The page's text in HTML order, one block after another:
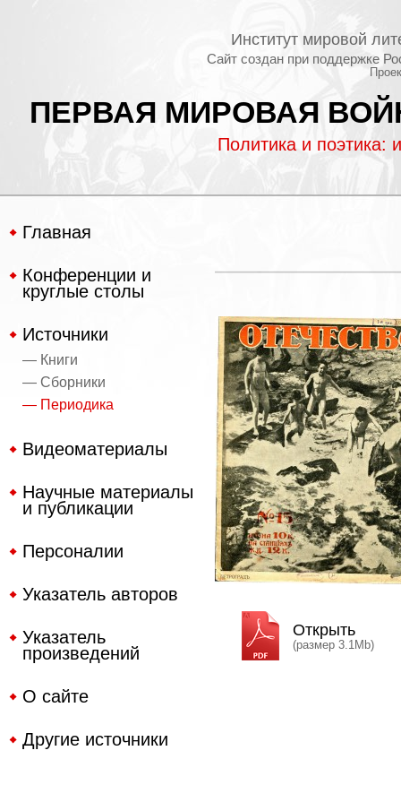
Институт мировой
Сайт создан при поддержке
ПЕРВАЯ МИРОВАЯ
Политика и поэтика:
Главная
Конференции и
круглые столы
Источники
— Книги
— Сборники
— Периодика
Видеоматериалы
Научные материалы
и публикации
Персоналии
Указатель авторов
Указатель
произведений
О сайте
Другие источники
Открыть
(размер 3.1Mb)